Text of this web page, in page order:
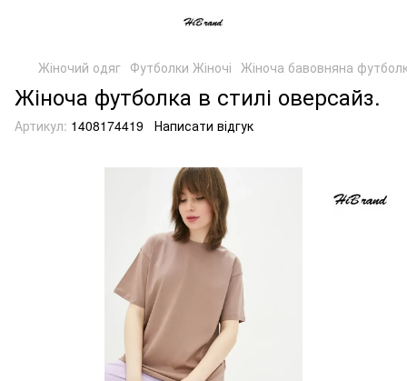
Жіночий одяг Футболки Жіночі Жіноча бавовняна
Жіноча футболка в стилі оверсайз.
Артикул: 1408174419 Написати відгук